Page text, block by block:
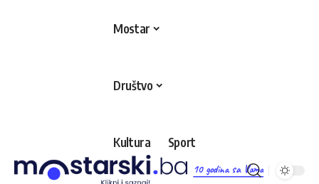
10 godina sa Vama
Mostar
Društvo
Kultura Sport